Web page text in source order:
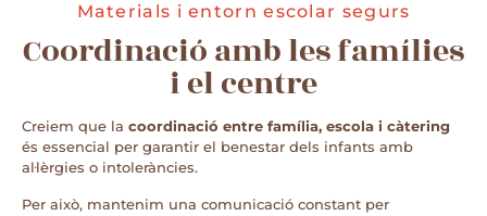
Materials i entorn escolar segurs
Coordinació amb les famílies
i el centre
Creiem que la coordinació entre família, escola i càtering
és essencial per garantir el benestar dels infants amb
al·lèrgies o intoleràncies.
Per això, mantenim una comunicació constant per